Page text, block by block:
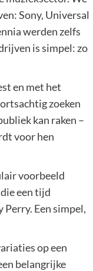
Sony, Universal
werden zelfs
is simpel: zo
en met het
zoeken
kan raken –
voor hen
voorbeeld
een tijd
Een simpel,
op een
belangrijke